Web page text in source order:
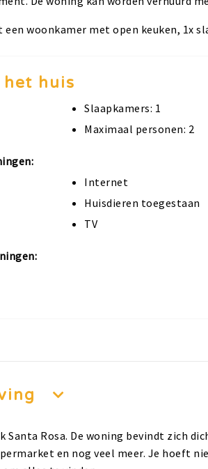
woonkamer met open keuken, 1x
huis
Slaapkamers: 1
Maximaal personen: 2
Internet
Huisdieren toegestaan
TV
Santa Rosa. De woning bevindt zich
en nog veel meer. Je hoeft